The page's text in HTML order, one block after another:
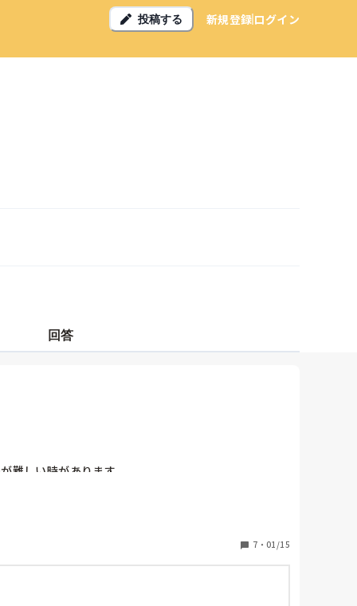
投稿する 新規登録ログイン
回答
しい時があります。
、そうなると自分がただ怒っただけの悪者になって
7 ・ 01/15